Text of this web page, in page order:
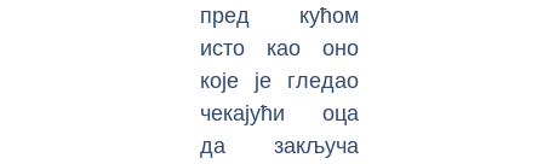
пред кућом
исто као оно
које је гледао
чекајући оца
да закључа